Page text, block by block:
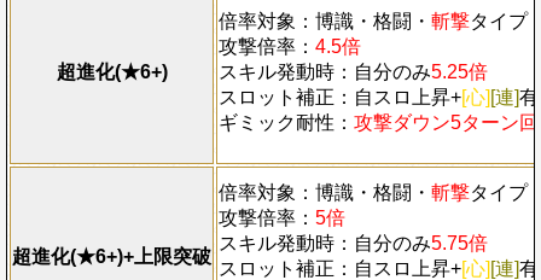
を使用した場合、同ターン内で使用でき
殺技を含め2回までとなります】
防御効果を無視してダメージを与
斬撃タイプキャラの次回の最後の
30%上昇させる(同様の効果がかか
能：最大蓄積値200%)【他の必殺
ている場合、同じターン内でこの
ません。またこの必殺技を使用し
内で使用できる必殺技はこの必殺
となります】
海賊祭耐性：必殺封じを回避、
メージを40%軽減する
超進化(★6+)
倍率対象：博識・格闘・ 斬撃タイプ
攻撃倍率： 4.5倍
スキル発動時：自分のみ5.25倍
スロット補正：自スロ上昇+[心] [連]
ギミック耐性： 攻撃ダウン5ターン
超進化(★6+)+上限突破
倍率対象：博識・格闘・ 斬撃タイプ
攻撃倍率： 5倍
スキル発動時：自分のみ5.75倍
スロット補正：自スロ上昇+[心] [連]